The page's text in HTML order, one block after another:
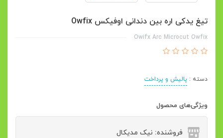
تیغ یدکی اره بین دندانی اوفیکس Owfix
Owifx Arc Microcut Owfix
دسته : پالیش و پرداخت
ویژگی‌های محصول
فروشنده: نیک مدیکال